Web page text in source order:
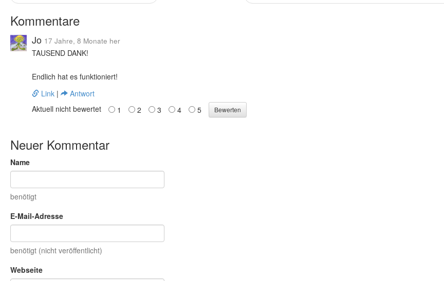
Kommentare
Jo 17 Jahre, 8 Monate her
TAUSEND DANK!
Endlich hat es funktioniert!
Link |
Antwort
Aktuell nicht bewertet
1 2 3 4 5
Neuer Kommentar
Name
benötigt
E-Mail-Adresse
benötigt (nicht veröffentlicht)
Webseite